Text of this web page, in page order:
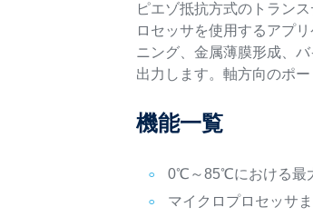
ピエゾ抵抗方式のトラン
ロセッサを使用するアプ
ニング、金属薄膜形成、
出力します。軸方向のポ
機能一覧
0℃～85℃における最
マイクロプロセッサ